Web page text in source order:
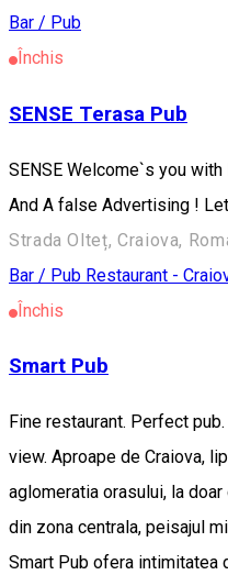
Bar / Pub
Închis
SENSE Terasa Pub
SENSE Welcome`s you with
And A false Advertising !
Strada Olteț, Craiova,
Bar / Pub Restaurant -
Închis
Smart Pub
Fine restaurant. Perfect
view. Aproape de Craiova,
aglomeratia orasului, la
din zona centrala, peisajul
Smart Pub ofera intimitatea